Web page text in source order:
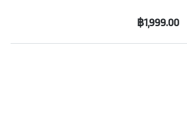
฿1,999.00